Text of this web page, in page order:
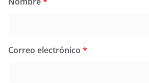
Correo electrónico *